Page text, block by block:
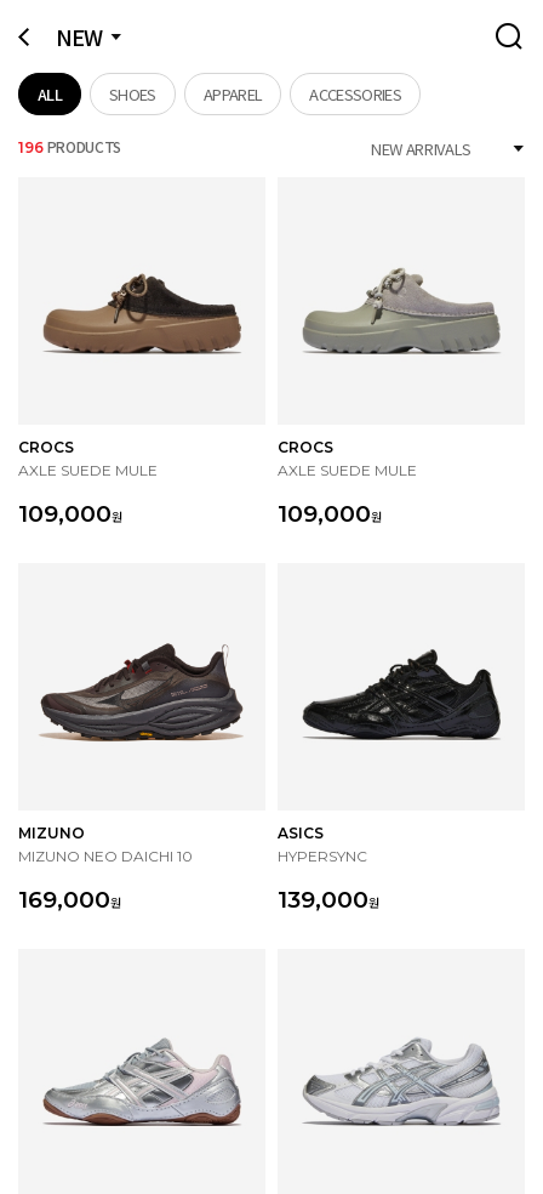
NEW
ALL SHOES APPAREL ACCESSORIES
196 PRODUCTS
CROCS
AXLE SUEDE MULE
109,000원
CROCS
AXLE SUEDE MULE
109,000원
MIZUNO
MIZUNO NEO DAICHI 10
169,000원
ASICS
HYPERSYNC
139,000원